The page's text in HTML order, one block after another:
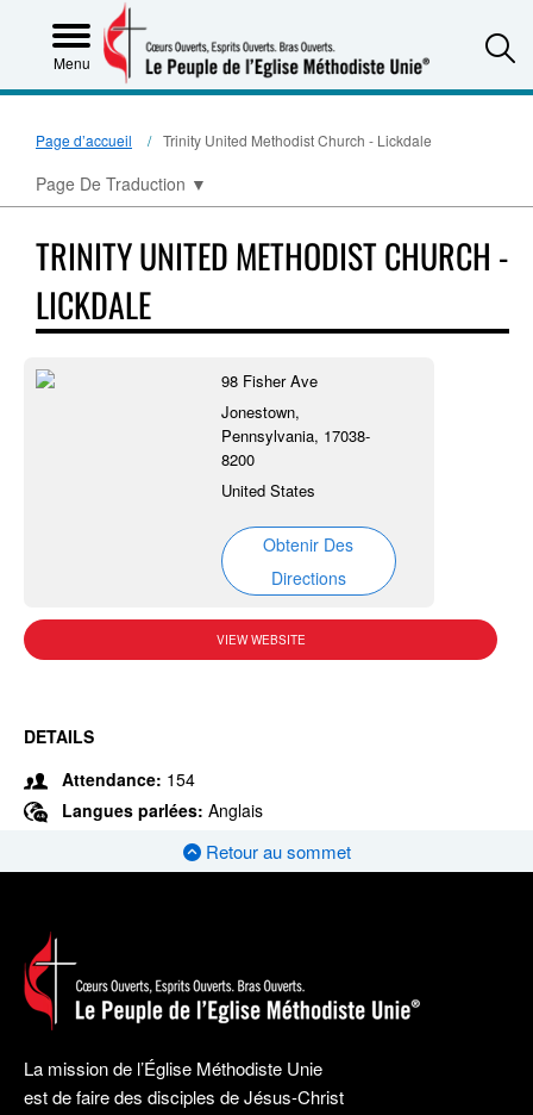
Menu
Page d’accueil Trinity United Methodist Church - Lickdale
Page De Traduction ▼
TRINITY UNITED METHODIST CHURCH -
LICKDALE
98 Fisher Ave
Jonestown,
Pennsylvania, 17038-
8200
United States
Obtenir Des
Directions
VIEW WEBSITE
DETAILS
Attendance: 154
Langues parlées: Anglais
Retour au sommet
La mission de l’Église Méthodiste Unie
est de faire des disciples de Jésus-Christ